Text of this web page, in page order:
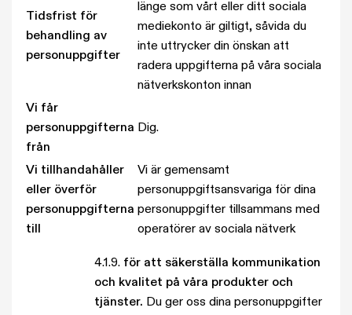
Tidsfrist för
behandling av
personuppgifter
länge som vårt eller ditt sociala
mediekonto är giltigt, såvida du
inte uttrycker din önskan att
radera uppgifterna på våra sociala
nätverkskonton innan
Vi får
personuppgifterna
från
Dig.
Vi tillhandahåller
eller överför
personuppgifterna
till
Vi är gemensamt
personuppgiftsansvariga för dina
personuppgifter tillsammans med
operatörer av sociala nätverk
4.1.9. för att säkerställa kommunikation
och kvalitet på våra produkter och
tjänster. Du ger oss dina personuppgifter